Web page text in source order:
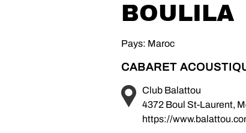
BOULILA
Pays: Maroc
CABARET
Club Balattou
4372 Boul St-Laurent,
https://